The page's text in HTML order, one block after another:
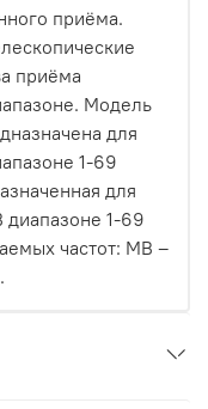
приёма.
приёма
Модель
для
1-69
для
1-69
частот: МВ –